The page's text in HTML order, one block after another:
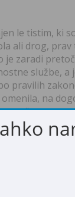
le tistim, ki
ali drog,
zaradi
službe,
pravilih
na
in njen partner
za vso pomoč.